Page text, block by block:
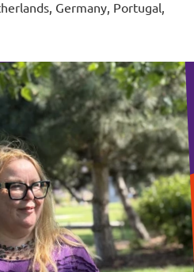
Germany, Portugal,